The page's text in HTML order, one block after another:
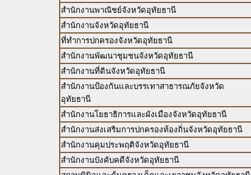
สำนักงานพาณิชย์จังหวัดอุทัยธานี
สำนักงานจังหวัดอุทัยธานี
ที่ทำการปกครองจังหวัดอุทัยธานี
สำนักงานพัฒนาชุมชนจังหวัดอุทัยธานี
สำนักงานที่ดินจังหวัดอุทัยธานี
สำนักงานป้องกันและบรรเทาสาธารณภัยจังหวัด
อุทัยธานี
สำนักงานโยธาธิการและผังเมืองจังหวัดอุทัยธานี
สำนักงานส่งเสริมการปกครองท้องถิ่นจังหวัดอุทัยธานี
สำนักงานคุมประพฤติจังหวัดอุทัยธานี
สำนักงานบังคับคดีจังหวัดอุทัยธานี